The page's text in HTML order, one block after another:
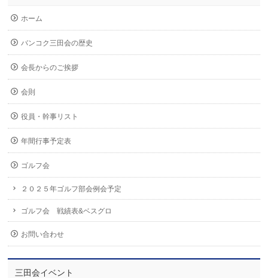
ホーム
バンコク三田会の歴史
会長からのご挨拶
会則
役員・幹事リスト
年間行事予定表
ゴルフ会
２０２５年ゴルフ部会例会予定
ゴルフ会 戦績表&ベスグロ
お問い合わせ
三田会イベント